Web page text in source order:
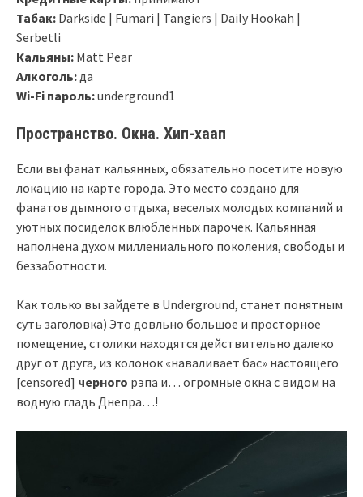
Табак: Darkside | Fumari | Tangiers | Daily Hookah |
Serbetli
Кальяны: Matt Pear
Алкоголь: да
Wi-Fi пароль:underground1
Пространство. Окна. Хип-хаап
Если вы фанат кальянных, обязательно посетите новую
локацию на карте города. Это место создано для
фанатов дымного отдыха, веселых молодых компаний и
уютных посиделок влюбленных парочек. Кальянная
наполнена духом миллениального поколения, свободы и
беззаботности.
Как только вы зайдете в Underground, станет понятным
суть заголовка) Это довльно большое и просторное
помещение, столики находятся действительно далеко
друг от друга, из колонок «наваливает бас» настоящего
[censored] черного рэпа и… огромные окна с видом на
водную гладь Днепра…!